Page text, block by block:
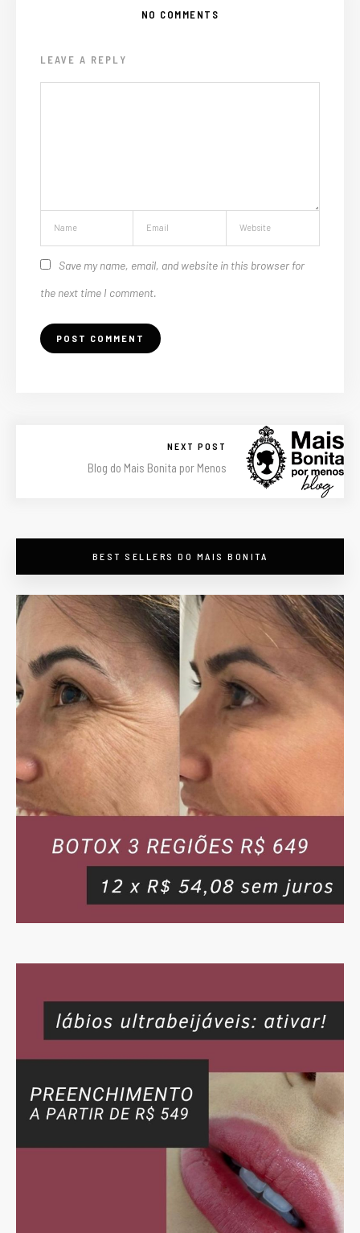
NO COMMENTS
LEAVE A REPLY
Save my name, email, and website in this browser for
the next time I comment.
NEXT POST
Blog do Mais Bonita por Menos
BEST SELLERS DO MAIS BONITA